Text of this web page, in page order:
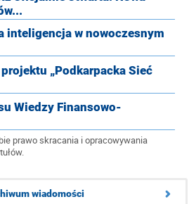
inteligencja w nowoczesnym
„Podkarpacka Sieć
Wiedzy Finansowo-
prawo skracania i opracowywania
wiadomości